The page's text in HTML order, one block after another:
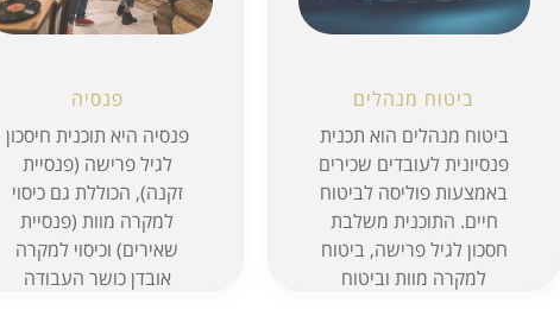
ביטוח מנהלים
ביטוח מנהלים הוא תכנית
פנסיונית לעובדים שכירים
באמצעות פוליסה לביטוח
חיים. התוכנית משלבת
חסכון לגיל פרישה, ביטוח
למקרה מוות וביטוח
פנסיה
פנסיה היא תוכנית חיסכון
לגיל פרישה (פנסיית
זקנה), הכוללת גם כיסוי
למקרה מוות (פנסיית
שאירים) וכיסוי למקרה
אובדן כושר העבודה